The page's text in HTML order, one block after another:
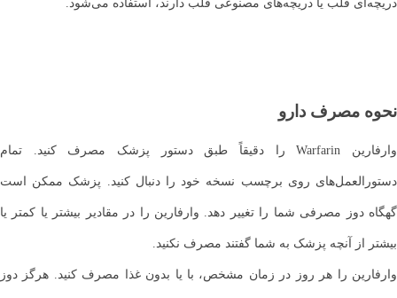
دریچه‌ای قلب یا دریچه‌های مصنوعی قلب دارند، استفاده می‌شود.
نحوه مصرف دارو
وارفارین Warfarin را دقیقاً طبق دستور پزشک مصرف کنید. تمام
دستورالعمل‌های روی برچسب نسخه خود را دنبال کنید. پزشک ممکن است
گهگاه دوز مصرفی شما را تغییر دهد. وارفارین را در مقادیر بیشتر یا کمتر یا
بیشتر از آنچه پزشک به شما گفتند مصرف نکنید.
وارفارین را هر روز در زمان مشخص، با یا بدون غذا مصرف کنید. هرگز دوز